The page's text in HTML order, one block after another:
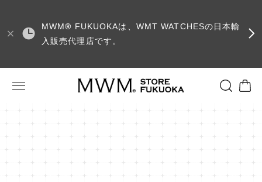
MWM® FUKUOKAは、WMT WATCHESの日本輸
入販売代理店です。